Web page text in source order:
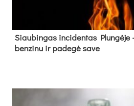
Siau­bin­gas in­ci­den­tas Plun­gė­je
ben­zi­nu ir pa­de­gė sa­ve